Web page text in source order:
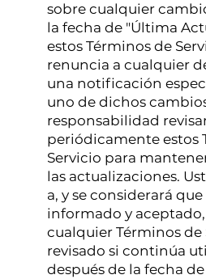
sobre cualquier
la fecha de "Última
estos Términos de
renuncia a cualquier
una notificación
uno de dichos
responsabilidad
periódicamente estos
Servicio para
las actualizaciones.
a, y se considerará
informado y
cualquier Términos de
revisado si continúa
después de la fecha